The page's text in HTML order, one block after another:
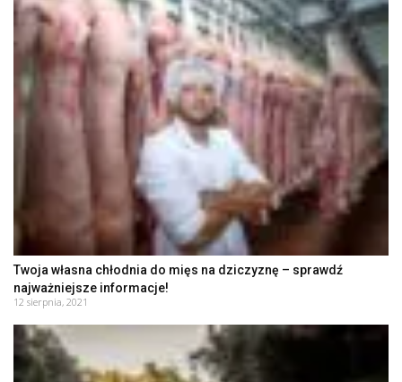
Twoja własna chłodnia do mięs na dziczyznę – sprawdź
najważniejsze informacje!
12 sierpnia, 2021